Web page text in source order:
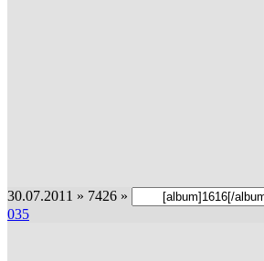
30.07.2011 » 7426 »
035